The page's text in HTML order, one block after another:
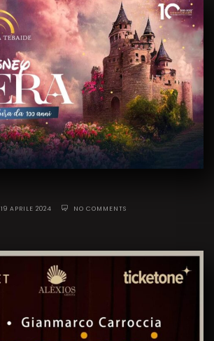
19 APRILE 2024 NO COMMENTS